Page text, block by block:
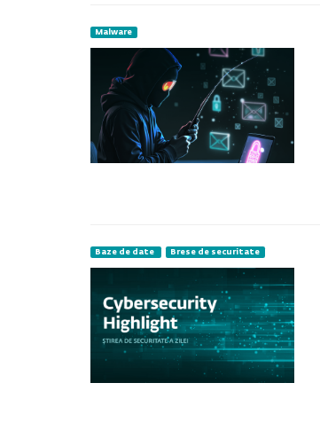
Malware
Baze de date Brese de securitate